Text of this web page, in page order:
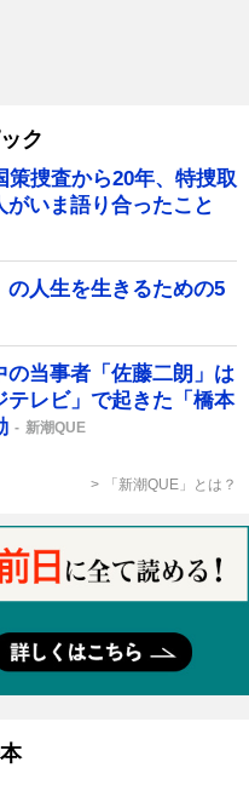
ク
捜査から20年、特捜取
いま語り合ったこと
人生を生きるための5
の当事者「佐藤二朗」は
レビ」で起きた「橋本
新潮QUE
「新潮QUE」とは？